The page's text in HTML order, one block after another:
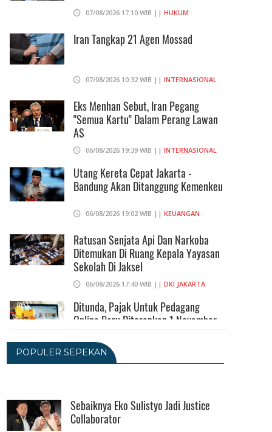
07/08/2026 17:10 WIB || HUKUM
Iran Tangkap 21 Agen Mossad
07/08/2026 10:32 WIB || INTERNASIONAL
Eks Menhan Sebut, Iran Pegang
"Semua Kartu" Dalam Perang Lawan
AS
06/08/2026 19:39 WIB || INTERNASIONAL
Utang Kereta Cepat Jakarta -
Bandung Akan Ditanggung Kemenkeu
06/08/2026 19:02 WIB || KEUANGAN
Ratusan Senjata Api Dan Narkoba
Ditemukan Di Ruang Kepala Yayasan
Sekolah Di Jaksel
06/08/2026 17:40 WIB || DKI JAKARTA
Ditunda, Pajak Untuk Pedagang
Online Baru Diterapkan 1 November
06/08/2026 14:23 WIB ||
206 Juta
06/08/2026 12:28 WIB ||
POPULER SEPEKAN
Sebaiknya Eko Sulistyo Jadi Justice
Collaborator